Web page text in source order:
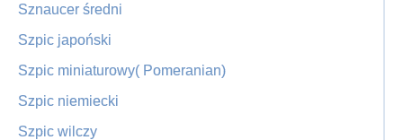
Sznaucer średni
Szpic japoński
Szpic miniaturowy( Pomeranian)
Szpic niemiecki
Szpic wilczy